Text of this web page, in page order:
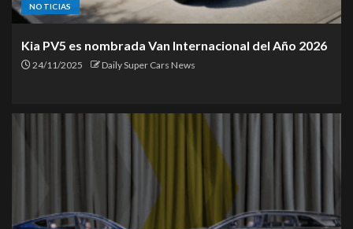
NOTICIAS
Kia PV5 es nombrada Van Internacional del Año 2026
24/11/2025 Daily Super Cars News